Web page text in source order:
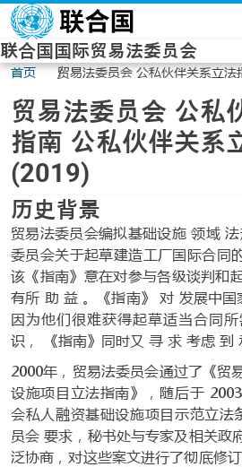
Skip to main content
联合国国际贸易法委员会
首页
贸易法委员会 公私伙伴关系立
贸易法委员会 公私
指南 公私伙伴关系
(2019)
历史背景
贸易法委员会编拟基础设施 领域
委员会关于起草建造工厂国际合同
该《指南》意在对参与各级谈判和
有所 助 益 。《指南》 对 发展中国
因为他们很难获得起草适当合同
识， 《指南》同时又 寻 求 考虑 到
2000年，贸易法委员会通过了《贸
设施项目立法指南》，随后于
会私人融资基础设施项目示范立法
员会 要求，秘书处与专家及相关政
泛协商，对这些案文进行了彻底修